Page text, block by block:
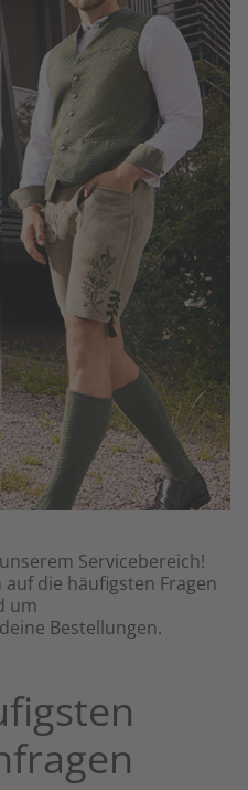
Servicebereich!
die häufigsten Fragen
um
Bestellungen.